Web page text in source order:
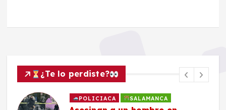
¿Te lo perdiste?
POLICIACA SALAMANCA